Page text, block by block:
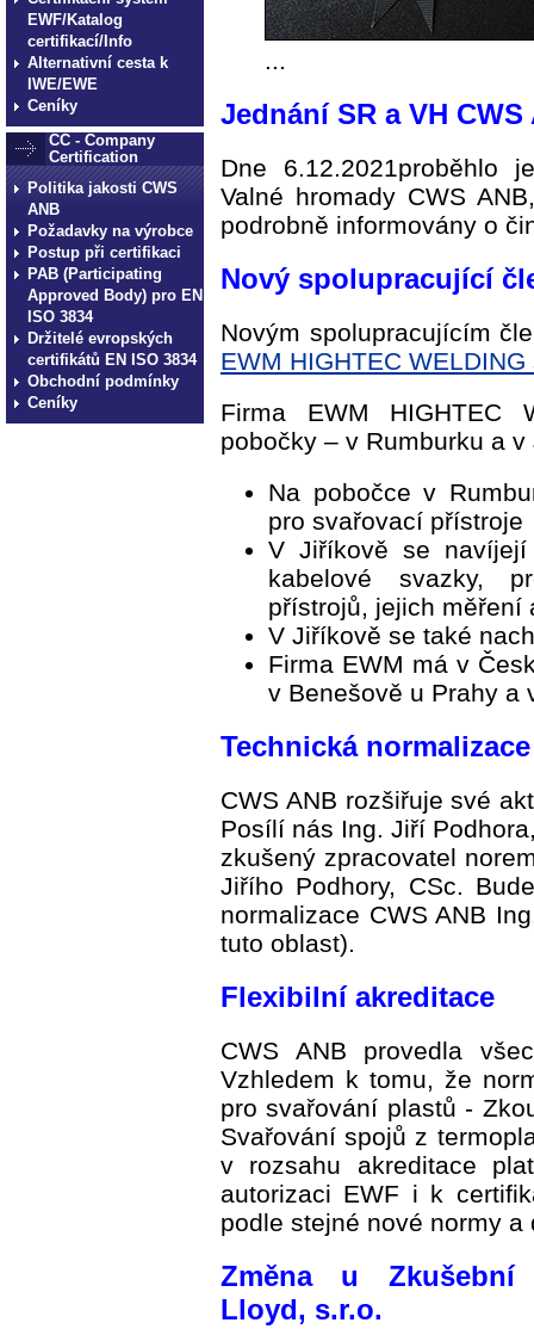
EWF/Katalog
certifikací/Info
Alternativní cesta k
IWE/EWE
Ceníky
CC - Company
Certification
Politika jakosti CWS
ANB
Požadavky na výrobce
Postup při certifikaci
PAB (Participating
Approved Body) pro EN
ISO 3834
Držitelé evropských
certifikátů EN ISO 3834
Obchodní podmínky
Ceníky
Jednání SR a VH CWS
Dne 6.12.2021proběhlo
Valné hromady CWS
podrobně informovány o
Nový spolupracující
Novým spolupracujícím
EWM HIGHTEC WELDING
Firma EWM HIGHTEC
pobočky – v Rumburku a
Na pobočce v
pro svařovací přístroje
V Jiříkově se navíjejí
kabelové svazky,
přístrojů, jejich měření
V Jiříkově se také
Firma EWM má v
v Benešově u Prahy a
Technická normalizace
CWS ANB rozšiřuje své
Posílí nás Ing. Jiří
zkušený zpracovatel
Jiřího Podhory, CSc.
normalizace CWS ANB
tuto oblast).
Flexibilní akreditace
CWS ANB provedla
Vzhledem k tomu, že
pro svařování plastů -
Svařování spojů z
v rozsahu akreditace
autorizaci EWF i k
podle stejné nové normy a
Změna u Zkušební
Lloyd, s.r.o.